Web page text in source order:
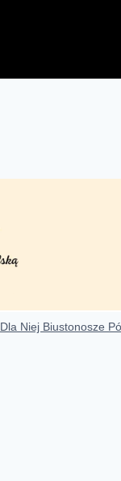
Dla Niej Biustonosze